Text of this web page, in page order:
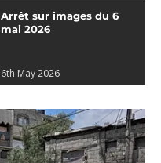
Arrêt sur images du 6
mai 2026
6th May 2026